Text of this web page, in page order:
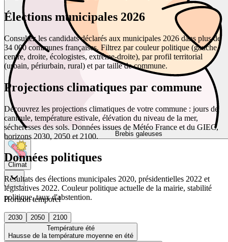
Brebis galeuses
Climat
Horizon temporel
2030 2050
2100
Température été
Hausse de la température moyenne en été
Élections municipales 2026
Consultez les candidats déclarés aux municipales 2026 dans plus de
34 000 communes françaises. Filtrez par couleur politique (gauche,
centre, droite, écologistes, extrême-droite), par profil territorial
(urbain, périurbain, rural) et par taille de commune.
Projections climatiques par commune
Découvrez les projections climatiques de votre commune : jours de
canicule, température estivale, élévation du niveau de la mer,
sécheresses des sols. Données issues de Météo France et du GIEC,
horizons 2030, 2050 et 2100.
Données politiques
Résultats des élections municipales 2020, présidentielles 2022 et
législatives 2022. Couleur politique actuelle de la mairie, stabilité
politique, taux d'abstention.